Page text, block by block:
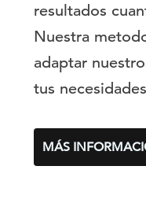
resultados
Nuestra
adaptar
tus
MÁS